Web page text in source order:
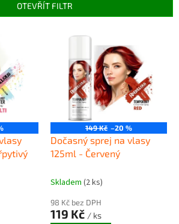
OTEVŘÍT FILTR
149 Kč –20 %
Dočasný sprej na vlasy
125ml - Červený
Skladem (2 ks)
98 Kč bez DPH
119 Kč / ks